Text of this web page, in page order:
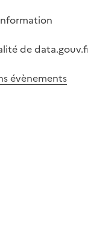
de
évènements